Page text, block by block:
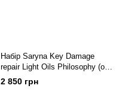
Набір Saryna Key Damage
repair Light Oils Philosophy (олія
105мл, спрей-блиск 250мл,
олія для тіла 110мл)
2 850 грн